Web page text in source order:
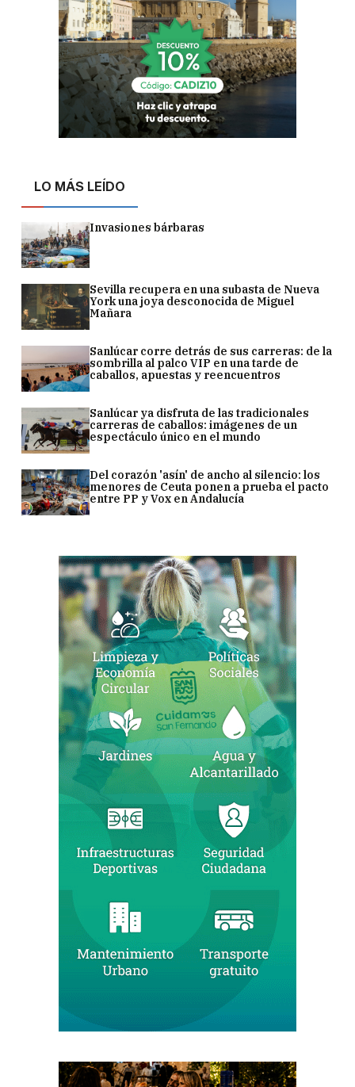
LO MÁS LEÍDO
Invasiones bárbaras
Sevilla recupera en una subasta de Nueva
York una joya desconocida de Miguel
Mañara
Sanlúcar corre detrás de sus carreras: de la
sombrilla al palco VIP en una tarde de
caballos, apuestas y reencuentros
Sanlúcar ya disfruta de las tradicionales
carreras de caballos: imágenes de un
espectáculo único en el mundo
Del corazón 'asín' de ancho al silencio: los
menores de Ceuta ponen a prueba el pacto
entre PP y Vox en Andalucía